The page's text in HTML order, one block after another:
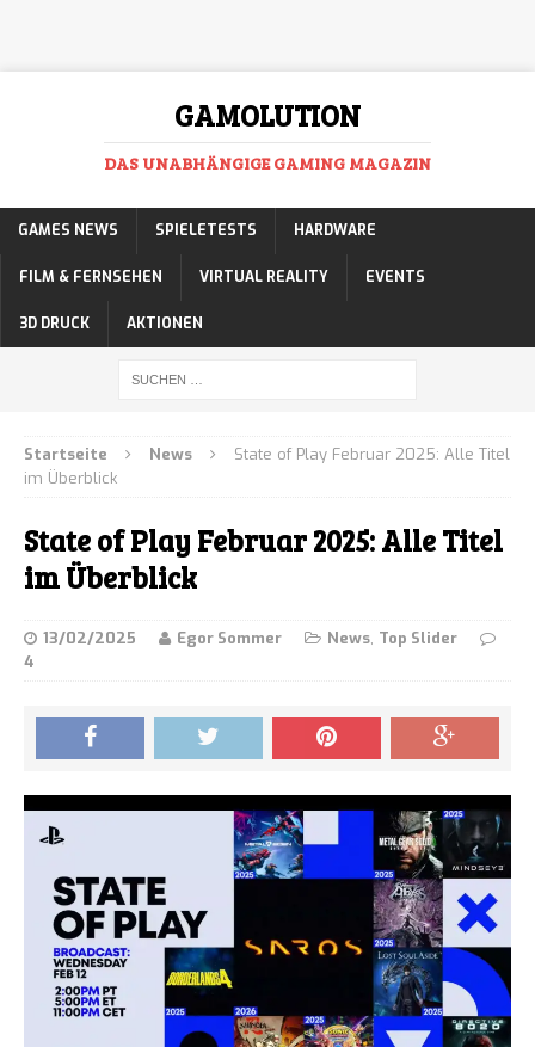
GAMOLUTION
DAS UNABHÄNGIGE GAMING MAGAZIN
GAMES NEWS SPIELETESTS HARDWARE
FILM & FERNSEHEN VIRTUAL REALITY EVENTS
3D DRUCK AKTIONEN
Startseite News
State of Play Februar 2025: Alle Titel
im Überblick
State of Play Februar 2025: Alle Titel
im Überblick
13/02/2025 Egor Sommer News, Top Slider
4